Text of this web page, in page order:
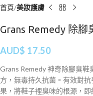
首頁 美妝護膚
Grans Remedy 除腳
AUD$ 17.50
Grans Remedy 神奇除腳臭
方，無毒持久抗菌。有效對
果，將鞋子裡臭味的根源，